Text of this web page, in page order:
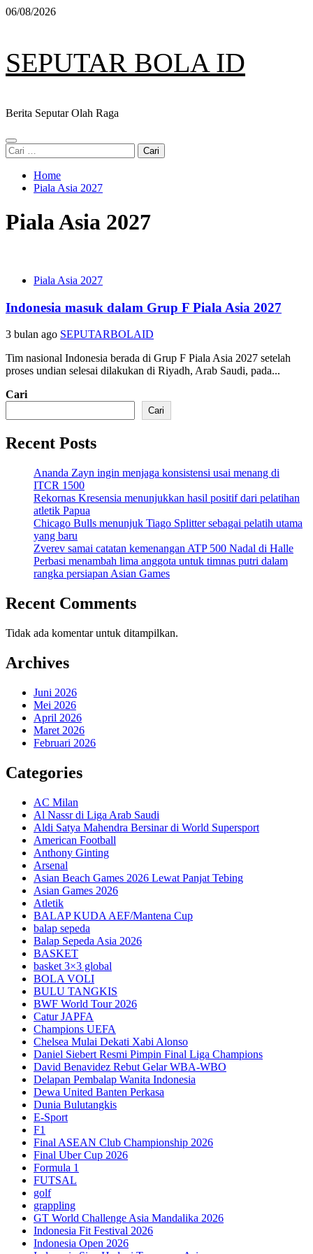
Skip
06/08/2026
SEPUTAR BOLA ID
Berita Seputar Olah Raga
Primary
Menu
Cari
untuk:
Home
Piala Asia 2027
Piala Asia 2027
Piala Asia 2027
Indonesia masuk dalam Grup F Piala Asia 2027
3 bulan ago SEPUTARBOLAID
Tim nasional Indonesia berada di Grup F Piala Asia 2027 setelah
proses undian selesai dilakukan di Riyadh, Arab Saudi, pada...
Cari
Cari
Recent Posts
Ananda Zayn ingin menjaga konsistensi usai menang di
ITCR 1500
Rekornas Kresensia menunjukkan hasil positif dari pelatihan
atletik Papua
Chicago Bulls menunjuk Tiago Splitter sebagai pelatih utama
yang baru
Zverev samai catatan kemenangan ATP 500 Nadal di Halle
Perbasi menambah lima anggota untuk timnas putri dalam
rangka persiapan Asian Games
Recent Comments
Tidak ada komentar untuk ditampilkan.
Archives
Juni 2026
Mei 2026
April 2026
Maret 2026
Februari 2026
Categories
AC Milan
Al Nassr di Liga Arab Saudi
Aldi Satya Mahendra Bersinar di World Supersport
American Football
Anthony Ginting
Arsenal
Asian Beach Games 2026 Lewat Panjat Tebing
Asian Games 2026
Atletik
BALAP KUDA AEF/Mantena Cup
balap sepeda
Balap Sepeda Asia 2026
BASKET
basket 3×3 global
BOLA VOLI
BULU TANGKIS
BWF World Tour 2026
Catur JAPFA
Champions UEFA
Chelsea Mulai Dekati Xabi Alonso
Daniel Siebert Resmi Pimpin Final Liga Champions
David Benavidez Rebut Gelar WBA-WBO
Delapan Pembalap Wanita Indonesia
Dewa United Banten Perkasa
Dunia Bulutangkis
E-Sport
F1
Final ASEAN Club Championship 2026
Final Uber Cup 2026
Formula 1
FUTSAL
golf
grappling
GT World Challenge Asia Mandalika 2026
Indonesia Fit Festival 2026
Indonesia Open 2026